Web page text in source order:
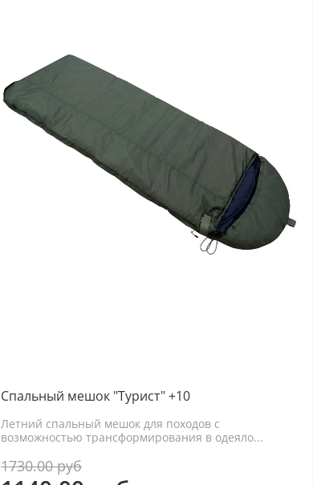
Спальный мешок "Турист" +10
Летний спальный мешок для походов с
возможностью трансформирования в одеяло...
1730.00 руб